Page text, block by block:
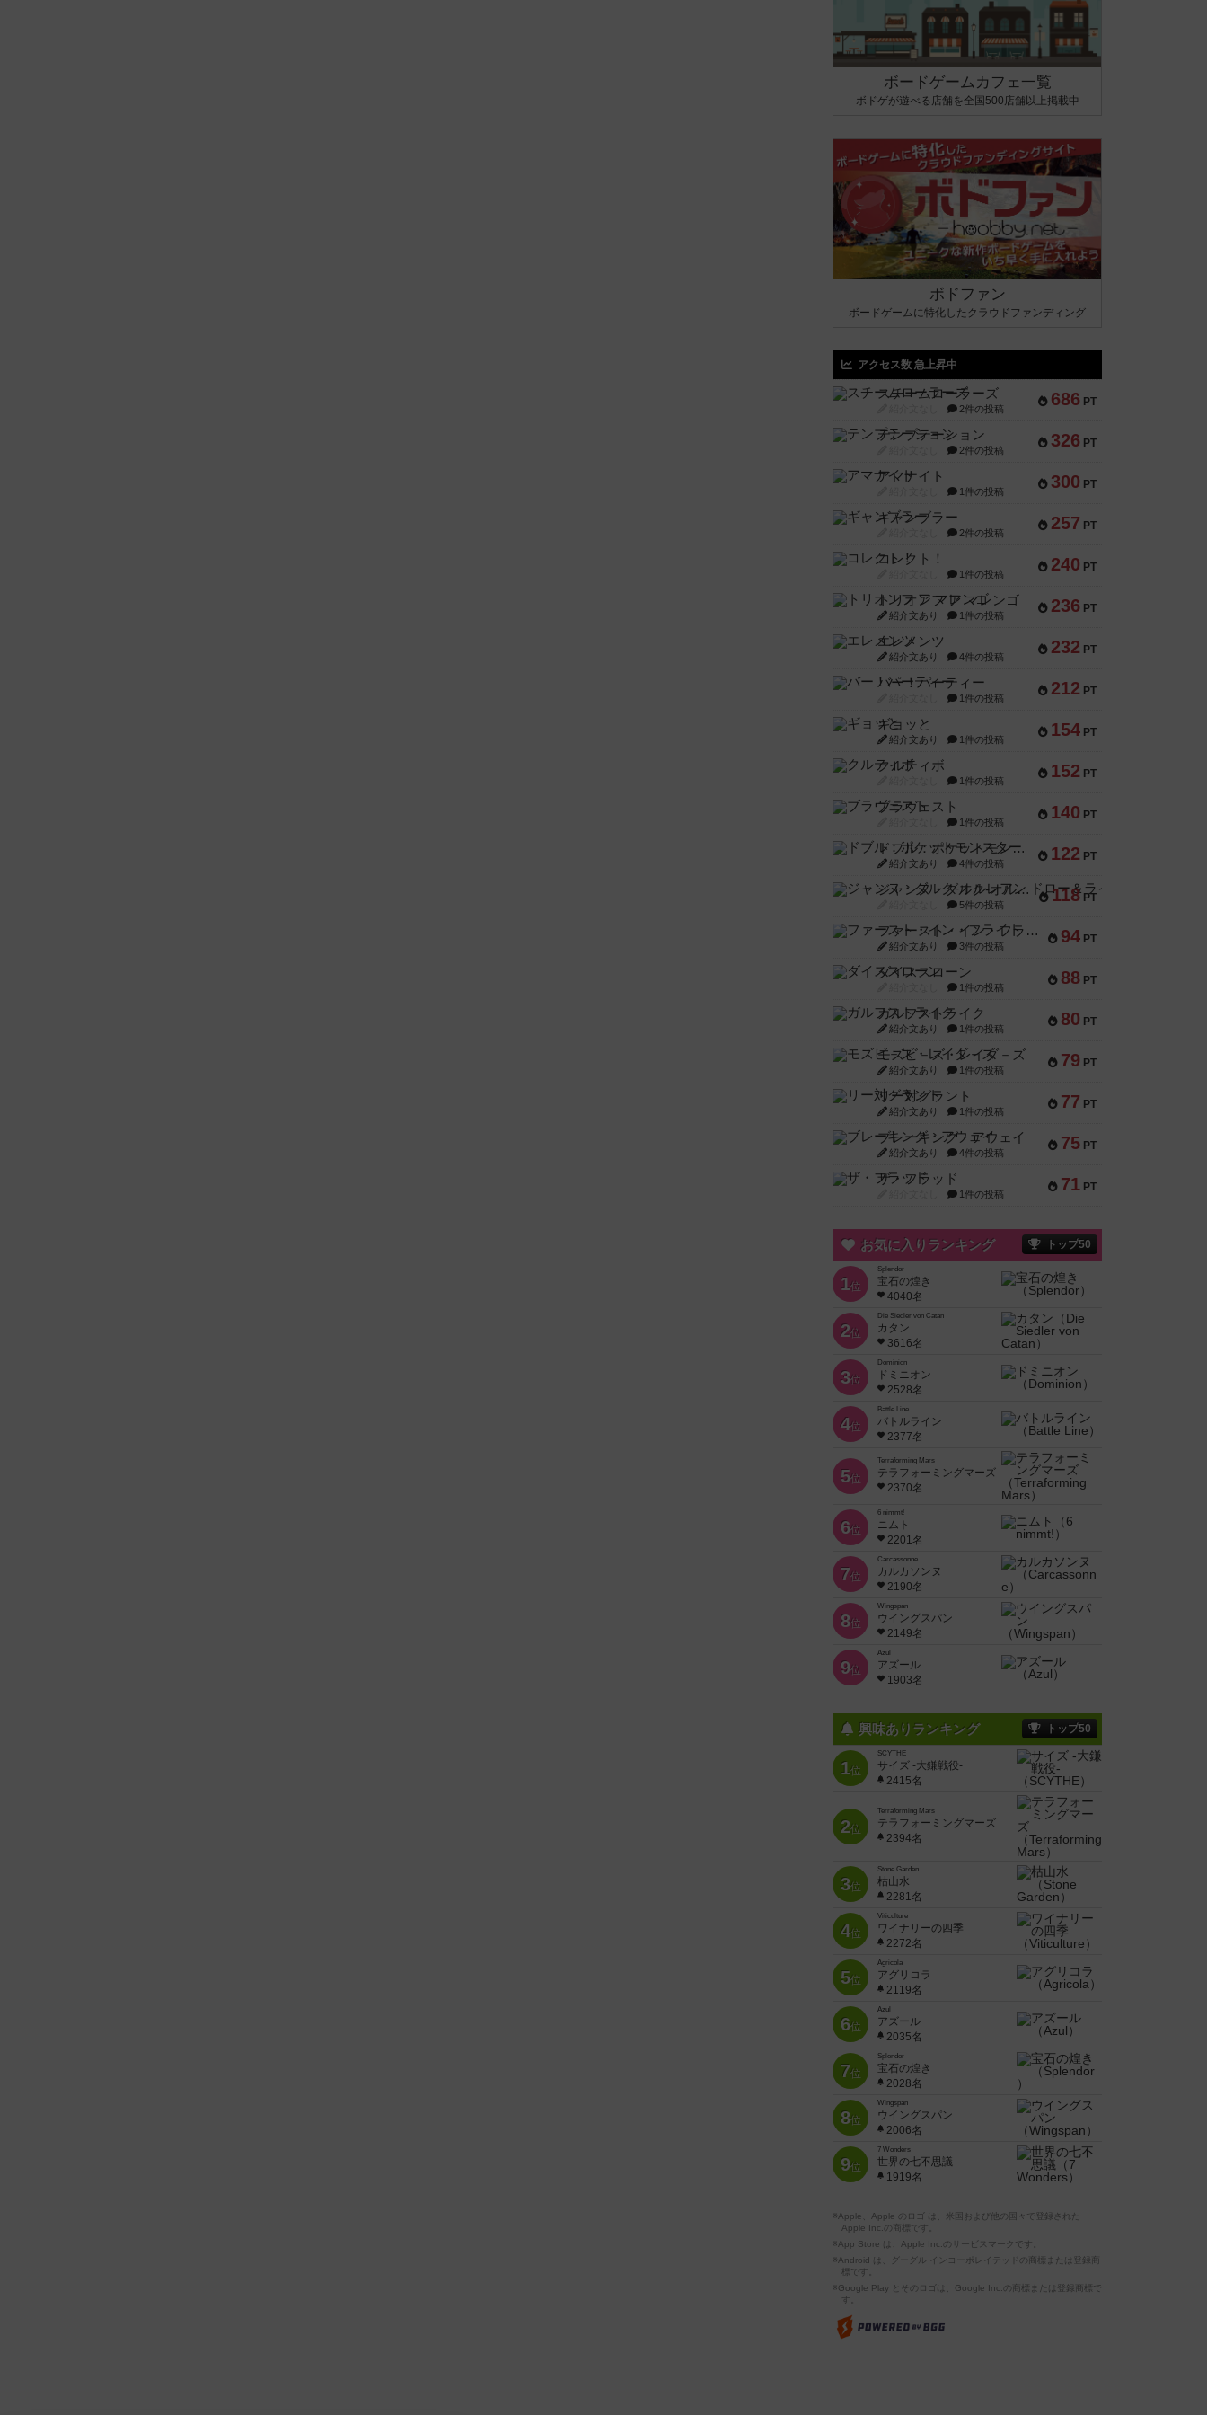
ボードゲームカフェ一覧
ボドゲが遊べる店舗を全国500店舗以上掲載中
ボドファン
ボードゲームに特化したクラウドファンディング
アクセス数 急上昇中
686 PT
スチームローラーズ
2件の投稿
326 PT
テンプテーション
2件の投稿
300 PT
アマナイト
1件の投稿
257 PT
ギャンブラー
2件の投稿
240 PT
コレクト！
1件の投稿
236 PT
トリオンフ ア マレンゴ
紹介文あり 1件の投稿
232 PT
エレメンツ
紹介文あり 4件の投稿
212 PT
バー！パーティー
1件の投稿
154 PT
ギョッと
紹介文あり 1件の投稿
152 PT
クルティボ
1件の投稿
140 PT
ブラヴェスト
1件の投稿
122 PT
ドブル：ポケットモンスター
紹介文あり 4件の投稿
118 PT
ジャンヌ・ダルク-オルレアン ドロー＆ライト
5件の投稿
94 PT
ファースト・イン・フライト
紹介文あり 3件の投稿
88 PT
ダイススローン
1件の投稿
80 PT
ガルフストライク
紹介文あり 1件の投稿
79 PT
モズビ－ズ・レイダ－ズ
紹介文あり 1件の投稿
77 PT
リー対グラント
紹介文あり 1件の投稿
75 PT
ブレーキング・アウェイ
紹介文あり 4件の投稿
71 PT
ザ・フラッド
1件の投稿
お気に入りランキング トップ50
1位
Splendor
宝石の煌き
4040名
2位
Die Siedler von Catan
カタン
3616名
3位
Dominion
ドミニオン
2528名
4位
Battle Line
バトルライン
2377名
5位
Terraforming Mars
テラフォーミングマーズ
2370名
6位
6 nimmt!
ニムト
2201名
7位
Carcassonne
カルカソンヌ
2190名
8位
Wingspan
ウイングスパン
2149名
9位
Azul
アズール
1903名
興味ありランキング トップ50
1位
SCYTHE
サイズ -大鎌戦役-
2415名
2位
Terraforming Mars
テラフォーミングマーズ
2394名
3位
Stone Garden
枯山水
2281名
4位
Viticulture
ワイナリーの四季
2272名
5位
Agricola
アグリコラ
2119名
6位
Azul
アズール
2035名
7位
Splendor
宝石の煌き
2028名
8位
Wingspan
ウイングスパン
2006名
9位
7 Wonders
世界の七不思議
1919名
※Apple、Apple のロゴ は、米国および他の国々で登録された
Apple Inc.の商標です。
※App Store は、Apple Inc.のサービスマークです。
※Android は、グーグル インコーポレイテッドの商標または登録商
標です。
※Google Play とそのロゴは、Google Inc.の商標または登録商標で
す。